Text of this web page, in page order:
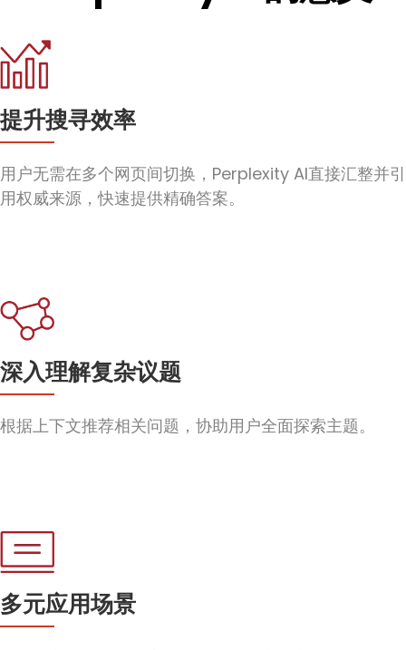
提升搜寻效率
用户无需在多个网页间切换，Perplexity AI直接汇整并引
用权威来源，快速提供精确答案。
深入理解复杂议题
根据上下文推荐相关问题，协助用户全面探索主题。
多元应用场景